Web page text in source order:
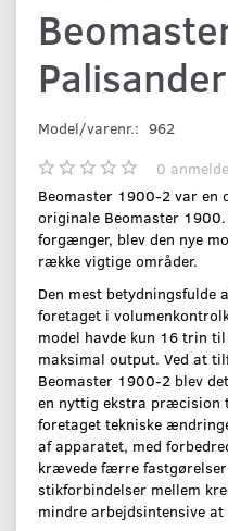
Palisander
Model/varenr.: 962
0
Beomaster 1900-2 var en
originale Beomaster
forgænger, blev den nye
række vigtige områder.
Den mest betydningsfulde
foretaget i
model havde kun 16 trin
maksimal output. Ved at
Beomaster 1900-2 blev
en nyttig ekstra præcision
foretaget tekniske
af apparatet, med
krævede færre
stikforbindelser mellem
mindre arbejdsintensive at